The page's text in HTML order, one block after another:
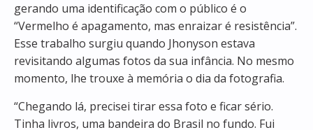
gerando uma identificação com o público é o
“Vermelho é apagamento, mas enraizar é resistência”.
Esse trabalho surgiu quando Jhonyson estava
revisitando algumas fotos da sua infância. No mesmo
momento, lhe trouxe à memória o dia da fotografia.
“Chegando lá, precisei tirar essa foto e ficar sério.
Tinha livros, uma bandeira do Brasil no fundo. Fui